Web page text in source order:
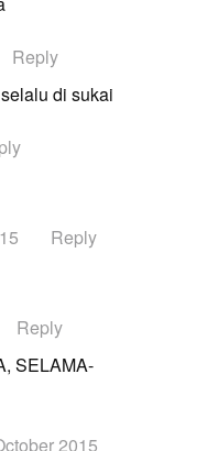
Reply
di sukai
Reply
Reply
SELAMA-
2015